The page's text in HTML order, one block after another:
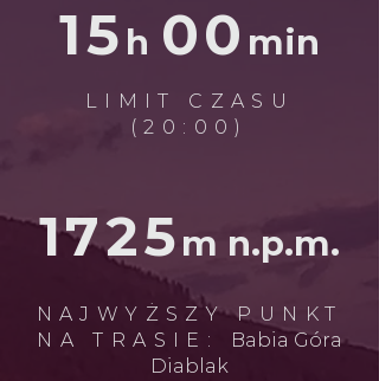
15 h 00 min
LIMIT CZASU
(20:00)
1725 m n.p.m.
NAJWYŻSZY PUNKT
NA TRASIE:
Babia Góra
Diablak